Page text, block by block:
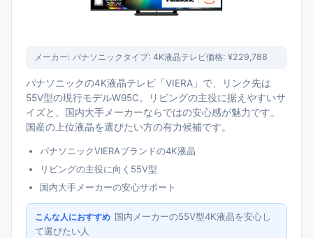
メーカー: パナソニック タイプ: 4K液晶テレビ価格: ¥229,788
パナソニックの4K液晶テレビ「VIERA」で、リンク先は
55V型の現行モデルW95C。リビングの主役に据えやすいサ
イズと、国内大手メーカーならではの安心感が魅力です。
国産の上位液晶を選びたい方の有力候補です。
パナソニックVIERAブランドの4K液晶
リビングの主役に向く55V型
国内大手メーカーの安心サポート
こんな人におすすめ 国内メーカーの55V型4K液晶を安心し
て選びたい人